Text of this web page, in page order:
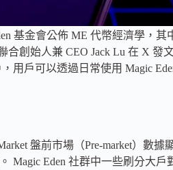
基金會公佈 ME 代幣經濟學，其
合創始人兼 CEO Jack Lu 在 X 發
用戶可以透過日常使用 Magic
盤前市場（Pre-market）數據
Magic Eden 社群中一些刷分大